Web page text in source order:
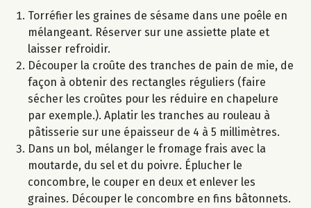
Torréfier les graines de sésame dans une poêle en
mélangeant. Réserver sur une assiette plate et
laisser refroidir.
Découper la croûte des tranches de pain de mie, de
façon à obtenir des rectangles réguliers (faire
sécher les croûtes pour les réduire en chapelure
par exemple.). Aplatir les tranches au rouleau à
pâtisserie sur une épaisseur de 4 à 5 millimètres.
Dans un bol, mélanger le fromage frais avec la
moutarde, du sel et du poivre. Éplucher le
concombre, le couper en deux et enlever les
graines. Découper le concombre en fins bâtonnets.